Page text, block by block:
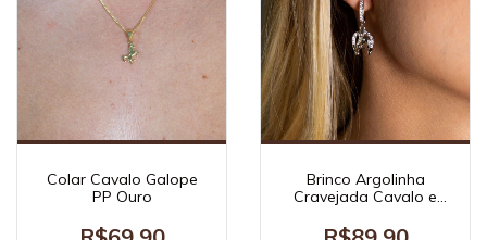
Colar Cavalo Galope
PP Ouro
Brinco Argolinha
Cravejada Cavalo e